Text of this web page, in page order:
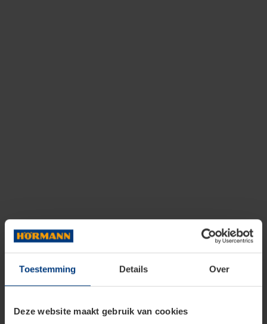
Toestemming Details Over
Deze website maakt gebruik van cookies